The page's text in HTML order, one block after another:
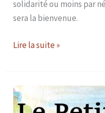
solidarité ou moins par
sera la bienvenue.
Lire la suite »
Concert
de